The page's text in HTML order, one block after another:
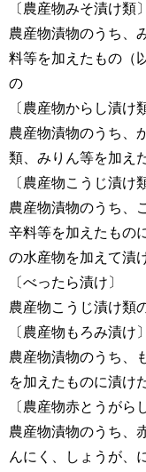
〔農産物みそ漬け類〕
農産物漬物のうち、
料等を加えたもの（
の
〔農産物からし漬け
農産物漬物のうち、
類、みりん等を加え
〔農産物こうじ漬け
農産物漬物のうち、
辛料等を加えたもの
の水産物を加えて漬
〔べったら漬け〕
農産物こうじ漬け類
〔農産物もろみ漬け〕
農産物漬物のうち、
を加えたものに漬け
〔農産物赤とうがら
農産物漬物のうち、
んにく、しょうが、